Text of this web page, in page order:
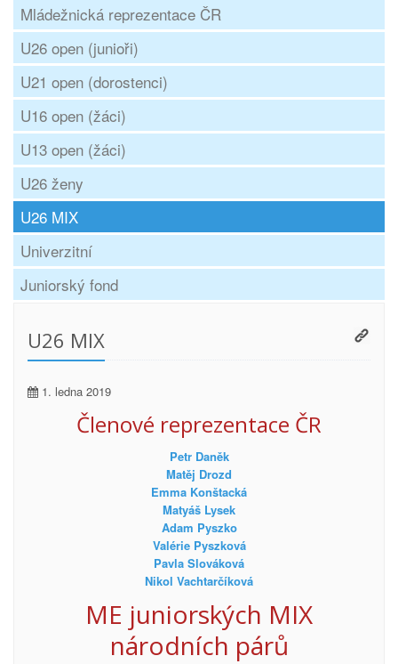
Mládežnická reprezentace ČR
U26 open (junioři)
U21 open (dorostenci)
U16 open (žáci)
U13 open (žáci)
U26 ženy
U26 MIX
Univerzitní
Juniorský fond
U26 MIX
1. ledna 2019
Členové reprezentace ČR
Petr Daněk
Matěj Drozd
Emma Konštacká
Matyáš Lysek
Adam Pyszko
Valérie Pyszková
Pavla Slováková
Nikol Vachtarčíková
ME juniorských MIX
národních párů